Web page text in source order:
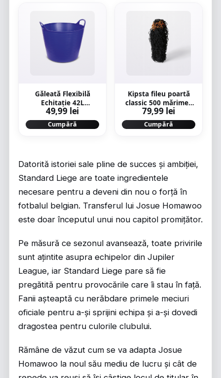
Găleată Flexibilă
Echitație 42L
Albastru
49,99 lei
Cumpără
Kipsta fileu poartă
classic 500 mărimea
M
79,99 lei
Cumpără
Datorită istoriei sale pline de succes și ambiției,
Standard Liege are toate ingredientele
necesare pentru a deveni din nou o forță în
fotbalul belgian. Transferul lui Josue Homawoo
este doar începutul unui nou capitol promițător.
Pe măsură ce sezonul avansează, toate privirile
sunt ațintite asupra echipelor din Jupiler
League, iar Standard Liege pare să fie
pregătită pentru provocările care îi stau în față.
Fanii așteaptă cu nerăbdare primele meciuri
oficiale pentru a-și sprijini echipa și a-și dovedi
dragostea pentru culorile clubului.
Rămâne de văzut cum se va adapta Josue
Homawoo la noul său mediu de lucru și cât de